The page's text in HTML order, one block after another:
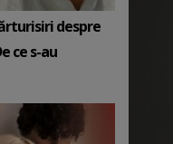
despre
ce s-au